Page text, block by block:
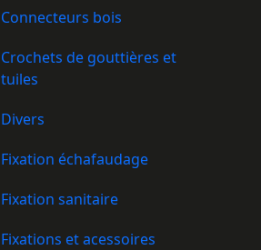
Connecteurs bois
Crochets de gouttières et
tuiles
Divers
Fixation échafaudage
Fixation sanitaire
Fixations et acessoires